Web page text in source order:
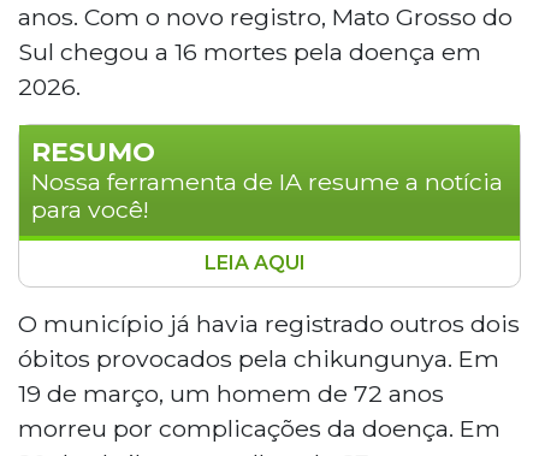
anos. Com o novo registro, Mato Grosso do
Sul chegou a 16 mortes pela doença em
2026.
RESUMO
Nossa ferramenta de IA resume a notícia
para você!
Bonito confirmou a terceira morte por
chikungunya em 2026, elevando para 16
o total de óbitos no Mato Grosso do Sul. A
vítima era uma mulher com mais de 80
anos. O Estado lidera os índices nacionais
da doença, com 10.866 casos prováveis e
LEIA AQUI
O município já havia registrado outros dois
óbitos provocados pela chikungunya. Em
19 de março, um homem de 72 anos
morreu por complicações da doença. Em